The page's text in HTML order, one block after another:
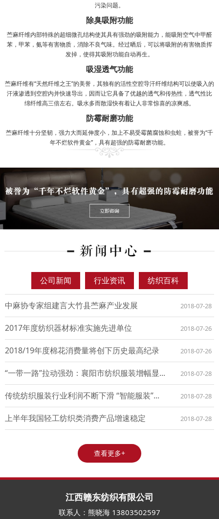
污染问题。
除臭吸附功能
苎麻纤维内部特殊的超细微孔结构使其具有强劲的吸附能力，能吸附空气中甲醛
苯，甲苯，氨等有害物质，消除不良气味。经过晒后，可以将吸附的有害物质挥
发掉，使得其吸附功能自动再生。
吸湿透气功能
苎麻纤维有“天然纤维之王”的美誉，其独有的活性空腔导汗纤维结构可以使吸入的
汗液渗透到空腔内并快速导出，因而让它具备了优越的透气和传热性，透气性比
绵纤维高三倍左右。吸水多而散湿快有着让人非常惊喜的凉爽感。
防霉耐磨功能
苎麻纤维十分坚韧，强力大而延伸度小，加上不易受霉菌腐蚀和虫蛀，被誉为“千
年不烂软件黄金”，具有超强的防霉耐磨功能。
公司新闻 行业资讯 纺织百科
中麻协专家组建言大竹县苎麻产业发展 2018-07-28
2017年度纺织器材标准实施先进单位 2018-07-26
2018/19年度棉花消费量将创下历史最高纪录 2018-07-26
“一带一路”拉动强劲：襄阳市纺织服装增幅显... 2018-07-28
传统纺织服装行业利润不断下滑 “智能服装”... 2018-07-28
上半年我国轻工纺织类消费产品增速稳定 2018-07-28
查看更多+
江西赣东纺织有限公司
联系人：熊晓海 13803502597